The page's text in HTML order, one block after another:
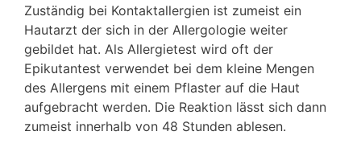
Zuständig bei Kontaktallergien ist zumeist ein
Hautarzt der sich in der Allergologie weiter
gebildet hat. Als Allergietest wird oft der
Epikutantest verwendet bei dem kleine Mengen
des Allergens mit einem Pflaster auf die Haut
aufgebracht werden. Die Reaktion lässt sich dann
zumeist innerhalb von 48 Stunden ablesen.